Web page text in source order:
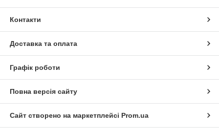
Контакти
Доставка та оплата
Графік роботи
Повна версія сайту
Сайт створено на маркетплейсі Prom.ua